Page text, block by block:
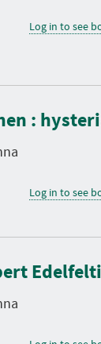
Log in to see
:
Log in to see